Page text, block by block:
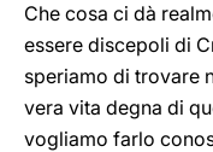
Che cosa ci dà
essere discepoli di
speriamo di trovare
vera vita degna di
vogliamo farlo